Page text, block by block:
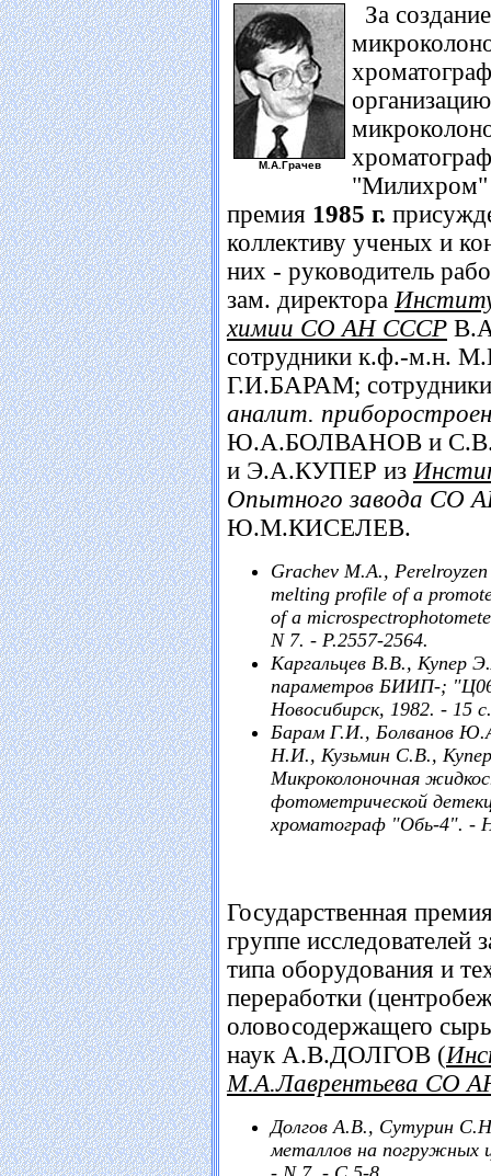
М.А.Грачев
За
"Милихром"
премия 1985 г.
коллективу ученых и
них - руководитель
зам. директора
химии СО АН СССР
сотрудники к.ф.-м.н.
Г.И.БАРАМ;
аналит.
Ю.А.БОЛВАНОВ и
и Э.А.КУПЕР из
Опытного завода СО
Ю.М.КИСЕЛЕВ.
Grachev M.A.,
melting profile of a
of a
N 7. - P.2557-2564.
Каргальцев В.В., Купер
параметров БИИП-;
Новосибирск, 1982. - 15
Барам Г.И., Болванов
Н.И., Кузьмин С.В.,
Микроколоночная
фотометрической
хроматограф "Обь-4". -
Государственная
группе исследователей
типа оборудования и
переработки
оловосодержащего
наук А.В.ДОЛГОВ (
М.А.Лаврентьева СО
Долгов А.В., Сутурин
металлов на погружных